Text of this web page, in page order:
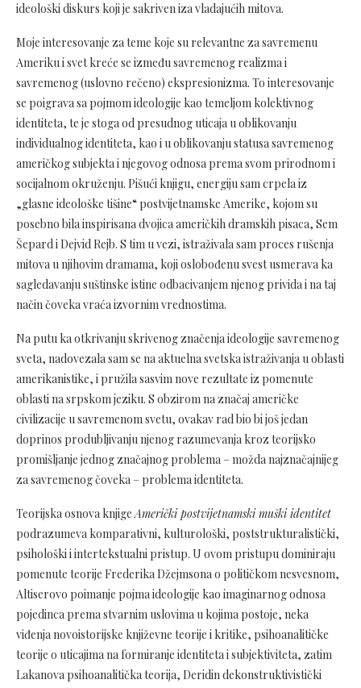
ideološki diskurs koji je sakriven iza vladajućih mitova.
Moje interesovanje za teme koje su relevantne za savremenu
Ameriku i svet kreće se između savremenog realizma i
savremenog (uslovno rečeno) ekspresionizma. To interesovanje
se poigrava sa pojmom ideologije kao temeljom kolektivnog
identiteta, te je stoga od presudnog uticaja u oblikovanju
individualnog identiteta, kao i u oblikovanju statusa savremenog
američkog subjekta i njegovog odnosa prema svom prirodnom i
socijalnom okruženju. Pišući knjigu, energiju sam crpela iz
„glasne ideološke tišine“ postvijetnamske Amerike, kojom su
posebno bila inspirisana dvojica američkih dramskih pisaca, Sem
Šepard i Dejvid Rejb. S tim u vezi, istraživala sam proces rušenja
mitova u njihovim dramama, koji oslobođenu svest usmerava ka
sagledavanju suštinske istine odbacivanjem njenog privida i na taj
način čoveka vraća izvornim vrednostima.
Na putu ka otkrivanju skrivenog značenja ideologije savremenog
sveta, nadovezala sam se na aktuelna svetska istraživanja u oblasti
amerikanistike, i pružila sasvim nove rezultate iz pomenute
oblasti na srpskom jeziku. S obzirom na značaj američke
civilizacije u savremenom svetu, ovakav rad bio bi još jedan
doprinos produbljivanju njenog razumevanja kroz teorijsko
promišljanje jednog značajnog problema – možda najznačajnijeg
za savremenog čoveka – problema identiteta.
Teorijska osnova knjigeAmerički postvijetnamski muški identitet
podrazumeva komparativni, kulturološki, poststrukturalistički,
psihološki i intertekstualni pristup. U ovom pristupu dominiraju
pomenute teorije Frederika Džejmsona o političkom nesvesnom,
Altiserovo poimanje pojma ideologije kao imaginarnog odnosa
pojedinca prema stvarnim uslovima u kojima postoje, neka
viđenja novoistorijske književne teorije i kritike, psihoanalitičke
teorije o uticajima na formiranje identiteta i subjektiviteta, zatim
Lakanova psihoanalitička teorija, Deridin dekonstruktivistički